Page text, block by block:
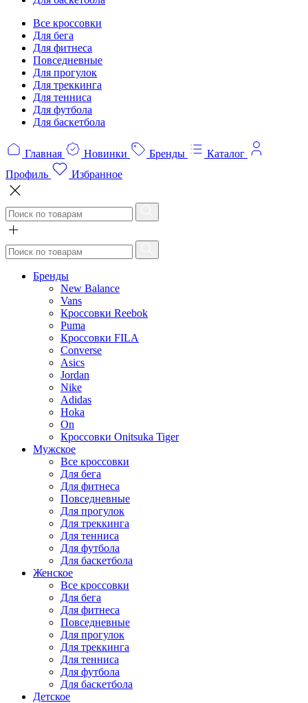
Все кроссовки
Для бега
Для фитнеса
Повседневные
Для прогулок
Для треккинга
Для тенниса
Для футбола
Для баскетбола
Главная Новинки Бренды
Каталог
Профиль
Избранное
Бренды
New Balance
Vans
Кроссовки Reebok
Puma
Кроссовки FILA
Converse
Asics
Jordan
Nike
Adidas
Hoka
On
Кроссовки Onitsuka Tiger
Мужское
Все кроссовки
Для бега
Для фитнеса
Повседневные
Для прогулок
Для треккинга
Для тенниса
Для футбола
Для баскетбола
Женское
Все кроссовки
Для бега
Для фитнеса
Повседневные
Для прогулок
Для треккинга
Для тенниса
Для футбола
Для баскетбола
Детское